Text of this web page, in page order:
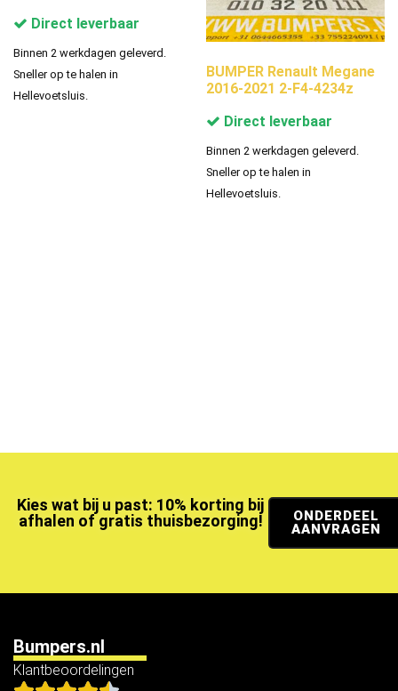
Direct leverbaar
Binnen 2 werkdagen geleverd.
Sneller op te halen in
Hellevoetsluis.
BUMPER Renault Megane
2016-2021 2-F4-4234z
Direct leverbaar
Binnen 2 werkdagen geleverd.
Sneller op te halen in
Hellevoetsluis.
Kies wat bij u past: 10% korting bij
afhalen of gratis thuisbezorging!
ONDERDEEL
AANVRAGEN
Bumpers.nl
Klantbeoordelingen